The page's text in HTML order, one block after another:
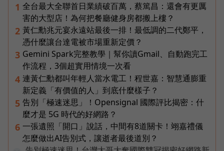
1 全台最大全聯首日業績破百萬，蔡篤昌：還會有更厲
害的大型店！為何把餐廳健身房都搬上樓？
2 黃仁勳兆元宴永遠站最後一排！最低調的二代鄭平，
憑什麼讓台達電被市場重新定價？
3 Gemini Spark完整教學｜幫你讀Gmail、自動跑完工
作流程，3個超實用情境一次看
4 連黃仁勳都叫年輕人當水電工！程世嘉：智慧通膨重
新定義「有價值的人」到底什麼樣子？
5 告別「極速迷思」！Opensignal 國際評比揭密：什
麼才是 5G 時代的好網路？
6 一張遺照「開口」說話，中間有8道關卡！翊嘉禮儀
怎麼做出AI告別式，讓逝者最後道別？